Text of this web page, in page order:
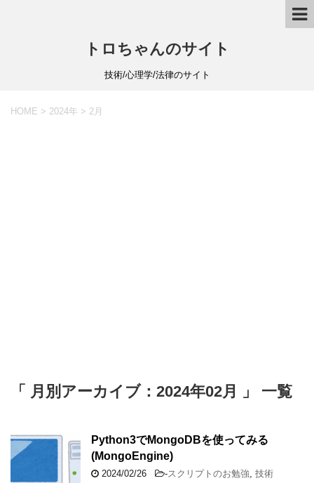
トロちゃんのサイト
技術/心理学/法律のサイト
HOME > 2024年 > 2月
「 月別アーカイブ：2024年02月 」 一覧
Python3でMongoDBを使ってみる
(MongoEngine)
2024/02/26 -スクリプトのお勉強, 技術